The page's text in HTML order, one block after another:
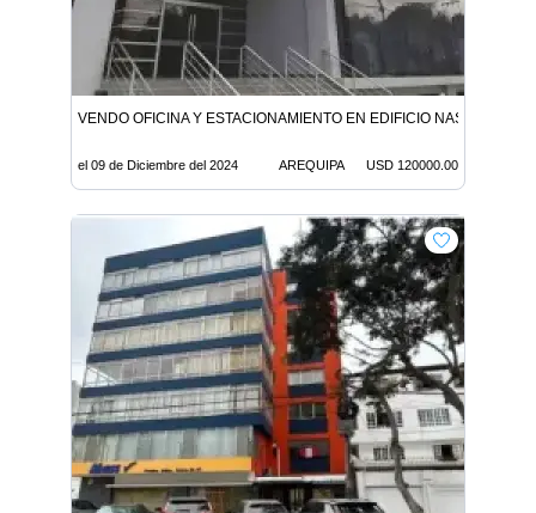
VENDO OFICINA Y ESTACIONAMIENTO EN EDIFICIO NASYA II Av.
el 09 de Diciembre del 2024 AREQUIPA USD 120000.00